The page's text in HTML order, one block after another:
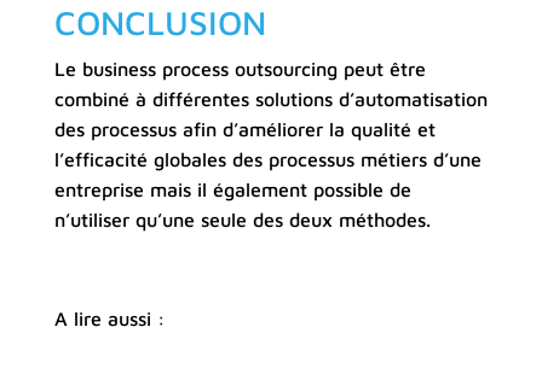
CONCLUSION
Le business process outsourcing peut être
combiné à différentes solutions d’automatisation
des processus afin d’améliorer la qualité et
l’efficacité globales des processus métiers d’une
entreprise mais il également possible de
n’utiliser qu’une seule des deux méthodes.
A lire aussi :